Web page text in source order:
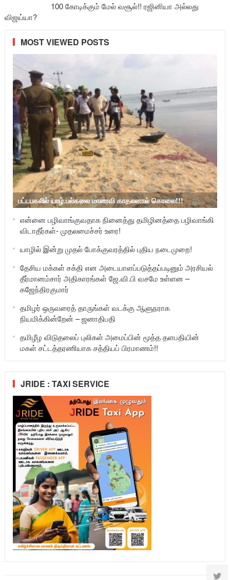
100 கோடிக்கும் மேல் வசூல்!! ரஜினியா அல்லது
விஜய்யா?
MOST VIEWED POSTS
பட்டபகலில் யாழ்.பல்கலை மாணவி காதலனால் கொலை!!!
என்னை பழிவாங்குவதாக நினைத்து தமிழினத்தை பழிவாங்கி
விடாதீர்கள்- முதலமைச்சர் உரை!
யாழில் இன்று முதல் போக்குவரத்தில் புதிய நடைமுறை!
தேசிய மக்கள் சக்தி என அடையாளப்படுத்தப்படினும் அரசியல்
தீர்மானம்சார் அதிகாரங்கள் ஜே.வி.பி வசமே உள்ளன –
கஜேந்திரகுமார்
தமிழர் ஒருவரைத் தாருங்கள் வடக்கு ஆளுநராக
நியமிக்கின்றேன் – ஜனாதிபதி
தமிழீழ விடுதலைப் புலிகள் அமைப்பின் மூத்த தளபதியின்
மகள் சட்டத்தரணியாக சத்தியப் பிரமாணம்!!
JRIDE : TAXI SERVICE